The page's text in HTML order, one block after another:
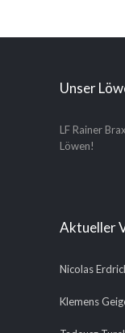
Unser
LF Rainer
Löwen!
Aktueller
Nicolas
Klemens